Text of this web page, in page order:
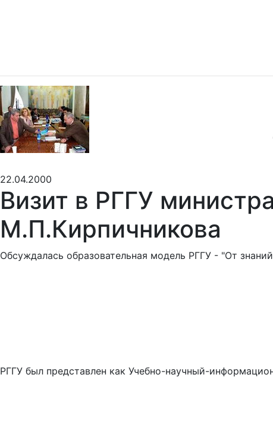
22.04.2000
Визит в РГГУ
М.П.Кирпичникова
Обсуждалась образовательная модель РГГУ - "От
РГГУ был представлен как Учебно-научный-